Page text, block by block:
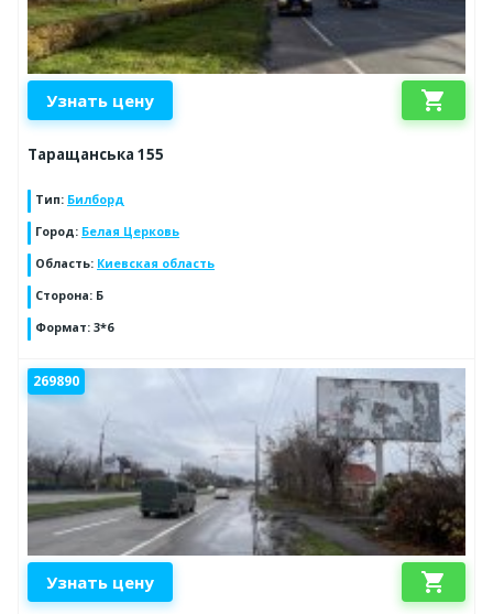
Узнать цену shopping_cart
Таращанська 155
Тип: Билборд
Город: Белая Церковь
Область: Киевская область
Сторона: Б
Формат: 3*6
269890
Узнать цену shopping_cart